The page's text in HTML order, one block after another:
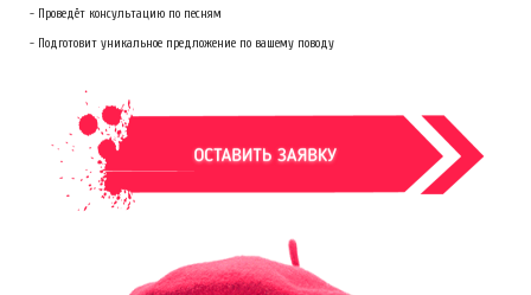
- Проведёт консультацию по песням
- Подготовит уникальное предложение по вашему поводу